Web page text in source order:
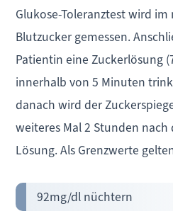
Glukose-Toleranztest wird
Blutzucker gemessen.
Patientin eine Zuckerlösung
innerhalb von 5 Minuten
danach wird der
weiteres Mal 2 Stunden
Lösung. Als Grenzwerte
92mg/dl nüchtern